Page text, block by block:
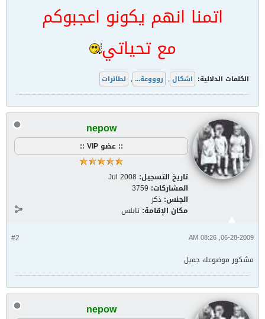
اتمنا انهم يكونو اعجبوكم
مع تحياتي
الكلمات الدلالية: اشكال , روووعة... , لطائرات
nepow
:: عضو VIP ::
تاريخ التسجيل: Jul 2008
المشاركات: 3759
الجنس: ذكر
مكان الإقامة: نابلس
#2 06-28-2009, 08:26 AM
مشكور موضوعك جميل
nepow